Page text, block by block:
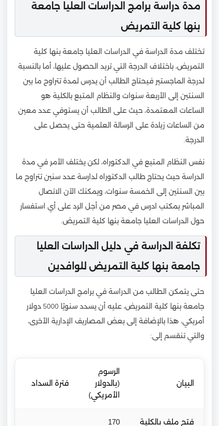
مدة دراسة برامج الدراسات العليا جامعة
بنها كلية التمريض
تختلف مدة الدراسة في الدراسات العليا جامعة بنها كلية
التمريض، باختلاف الدرجة التي تريد الحصول عليها، أما بالنسبة
لدرجة الماجستير فيحتاج الطالب أن يدرس لمدة تتراوح ما بين
السنتين إلى الأربعة سنوات والنظام المتبع بالكلية هو
الساعات المعتمدة، حيث على الطالب أن يستوفي عدد معين
من الساعات زيادة على الرسالة العلمية حتى يحصل على
الدرجة.
نفس النظام المتبع في الدكتوراه، لكن يختلف الأمر في مدة
الدراسة حيث يحتاج طالب الدكتوراه لدارسة عدد سنين تتراوح ما
بين السنتين إلى الخمسة سنوات، ويمكنك الآن الاتصال
المباشر بمكتب ادرس في مصر من أجل الرد على أي استفسار
حول الدراسات العليا جامعة بنها كلية التمريض.
تكلفة الدراسة في دليل الدراسات العليا
جامعة بنها كلية التمريض للوافدين
حتى يتمكن الطالب من الدراسة في برامج الدراسات العليا
جامعة بنها كلية التمريض، عليه أن يسدد سنويًا 5000 دولار
أمريكي، هذا بالإضافة إلى بعض المصاريف الإدارية الأخرى،
والتي تنقسم إلى:
البيان
الرسوم
(بالدولار
الأمريكي)
فترة السداد
فتح ملف بالكلية 170